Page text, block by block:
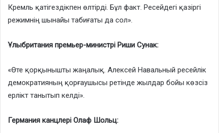
Кремль қатігездікпен өлтірді. Бұл факт. Ресейдегі қазіргі
режимнің шынайы табиғаты да сол».
Ұлыбритания премьер-министрі Риши Сунак:
«Өте қорқынышты жаңалық. Алексей Навальный ресейлік
демократияның қорғаушысы ретінде жылдар бойы көзсіз
ерлікт танытып келді».
Германия канцлері Олаф Шольц: